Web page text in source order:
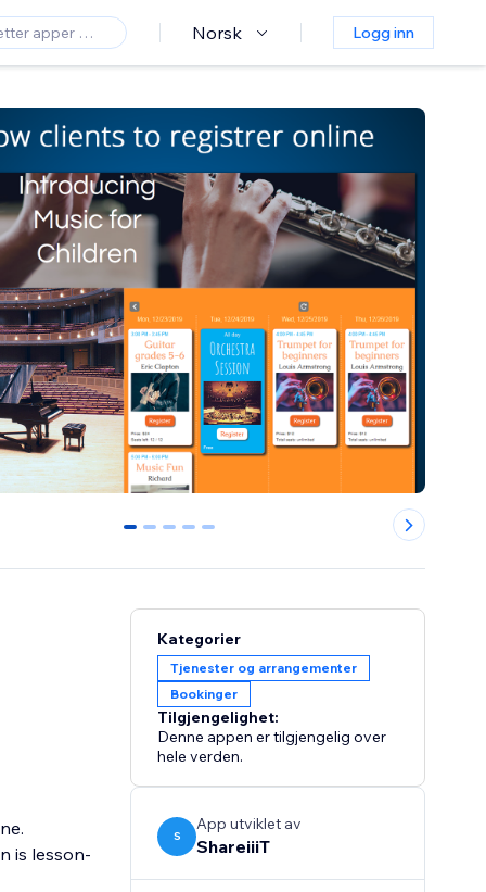
Norsk Logg inn
0 1 2 3 4
is lesson-
Kategorier
Tjenester og arrangementer
Bookinger
Tilgjengelighet:
Denne appen er tilgjengelig over
hele verden.
S
App utviklet av
ShareiiiT